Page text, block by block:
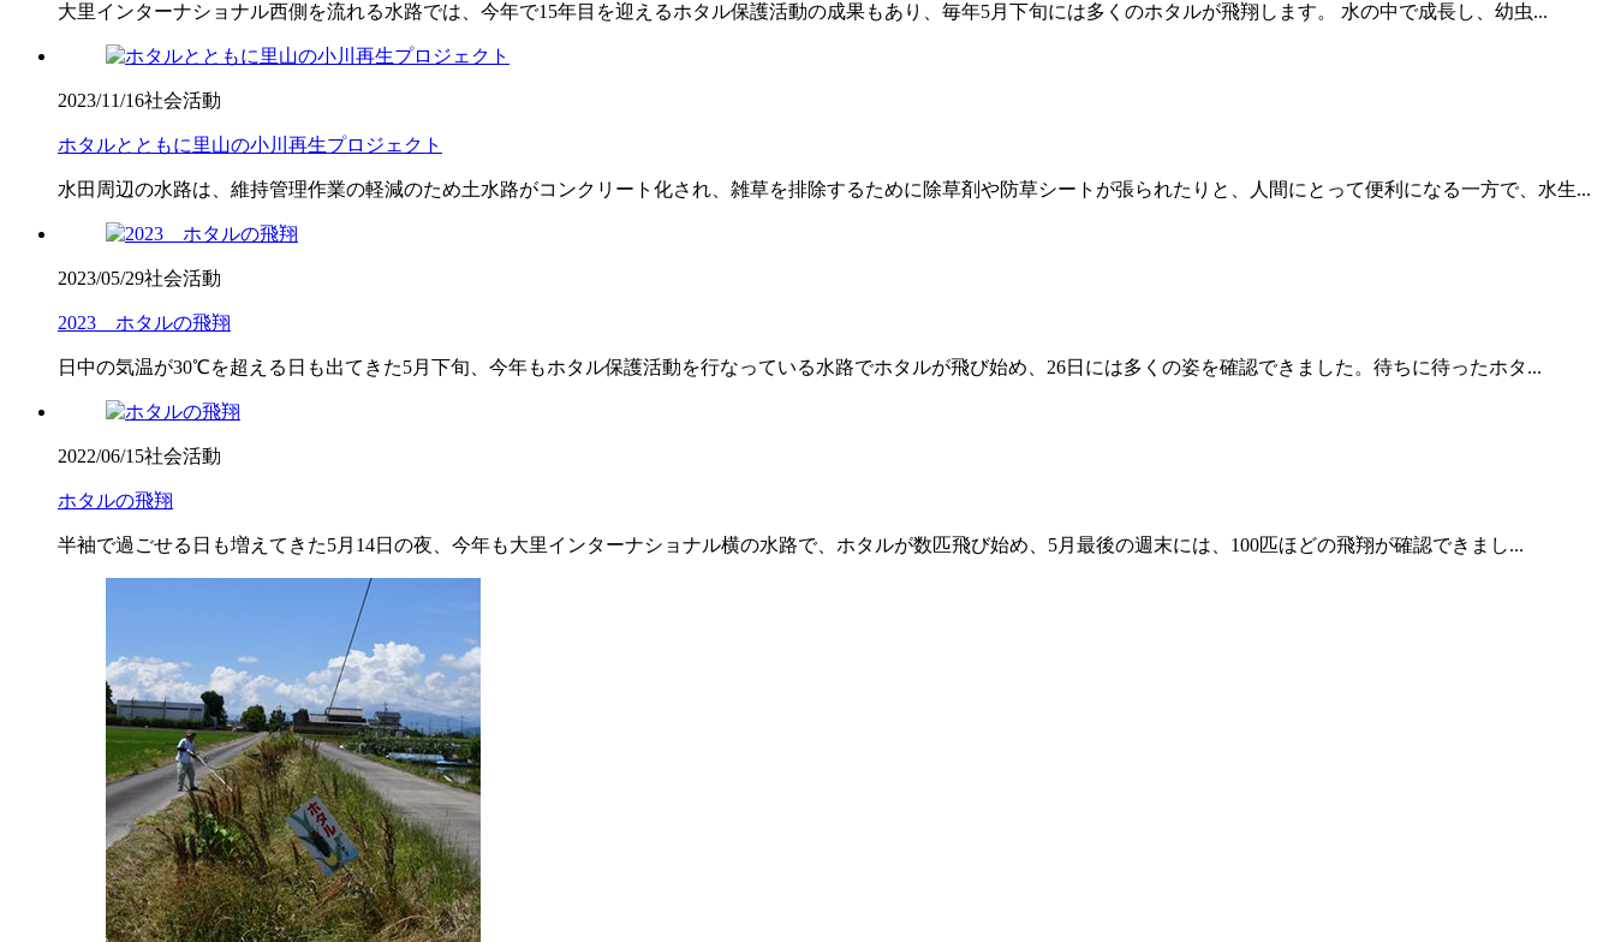
大里インターナショナル西側を流れる水路では、今年で15年目を迎えるホタル保護活動の成果もあり、毎年5月下旬には多くのホタルが飛翔します。 水の中で成長し、幼虫...
2023/11/16社会活動
ホタルとともに里山の小川再生プロジェクト
水田周辺の水路は、維持管理作業の軽減のため土水路がコンクリート化され、雑草を排除するために除草剤や防草シートが張られたりと、人間にとって便利になる一方で、水生...
2023/05/29社会活動
2023 ホタルの飛翔
日中の気温が30℃を超える日も出てきた5月下旬、今年もホタル保護活動を行なっている水路でホタルが飛び始め、26日には多くの姿を確認できました。待ちに待ったホタ...
2022/06/15社会活動
ホタルの飛翔
半袖で過ごせる日も増えてきた5月14日の夜、今年も大里インターナショナル横の水路で、ホタルが数匹飛び始め、5月最後の週末には、100匹ほどの飛翔が確認できまし...